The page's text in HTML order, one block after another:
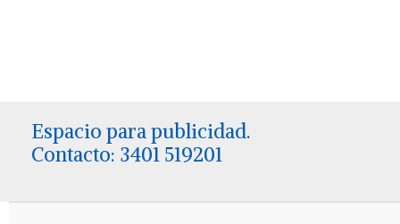
Espacio para publicidad.
Contacto: 3401 519201